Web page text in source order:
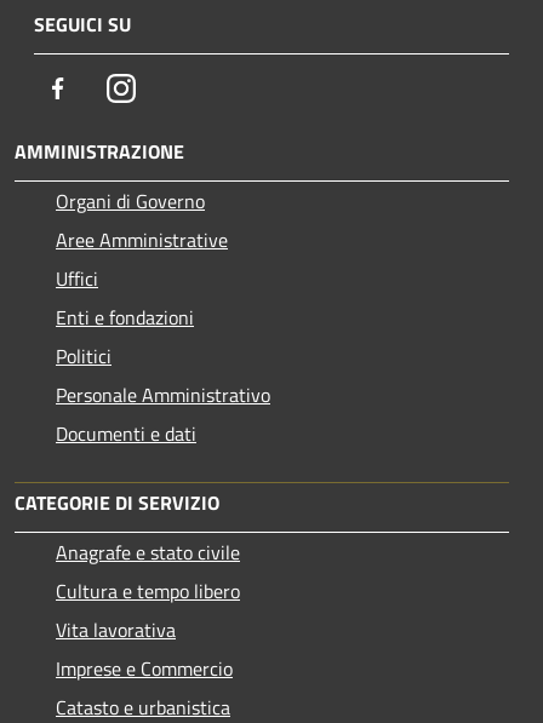
SEGUICI SU
FacebookInstagram
AMMINISTRAZIONE
Organi di Governo
Aree Amministrative
Uffici
Enti e fondazioni
Politici
Personale Amministrativo
Documenti e dati
CATEGORIE DI SERVIZIO
Anagrafe e stato civile
Cultura e tempo libero
Vita lavorativa
Imprese e Commercio
Catasto e urbanistica